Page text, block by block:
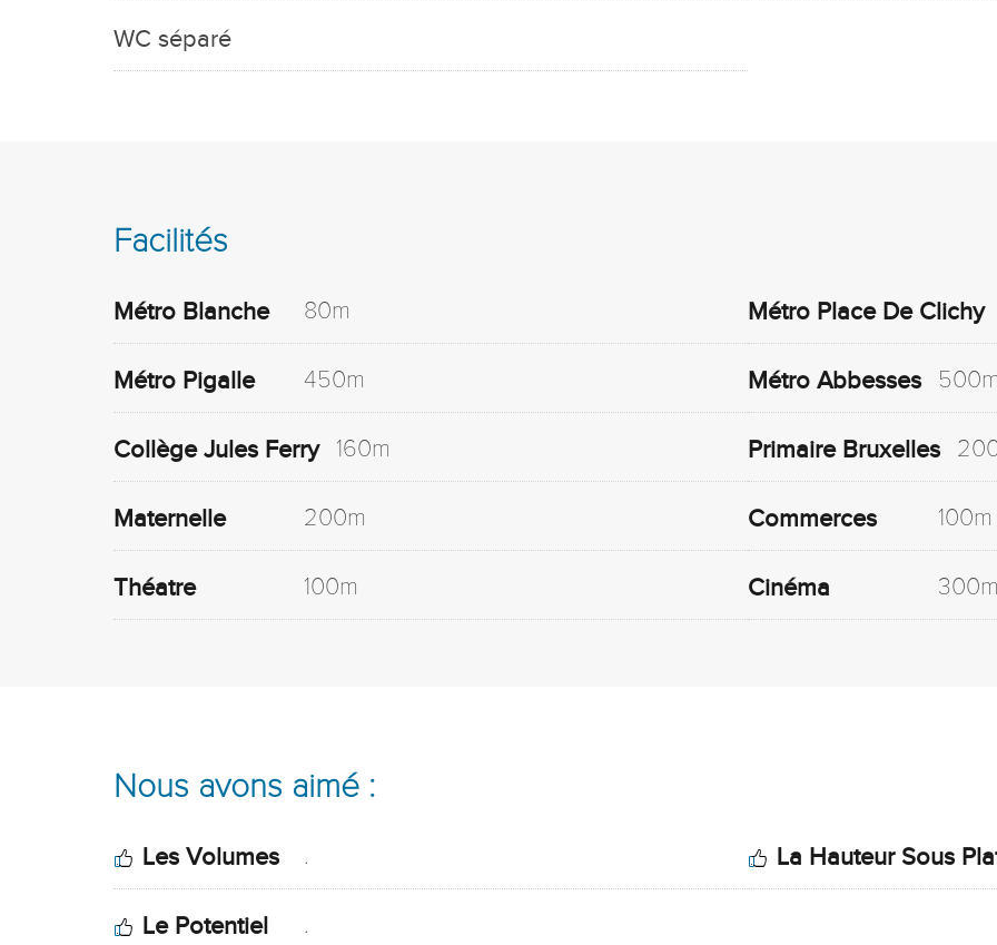
WC séparé
Facilités
Métro Blanche 80m Métro Place De Clichy
Métro Pigalle 450m Métro Abbesses 500m
Collège Jules Ferry 160m Primaire Bruxelles
Maternelle 200m Commerces 100m
Théatre 100m Cinéma 300m
Nous avons aimé :
Les Volumes . La Hauteur Sous
Le Potentiel .